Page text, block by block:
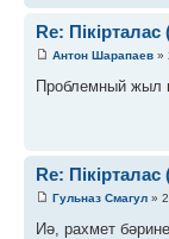
Re:
Антон Шарапаев »
Проблемный жыл
Re:
Гульназ Смагул »
Иә, рахмет